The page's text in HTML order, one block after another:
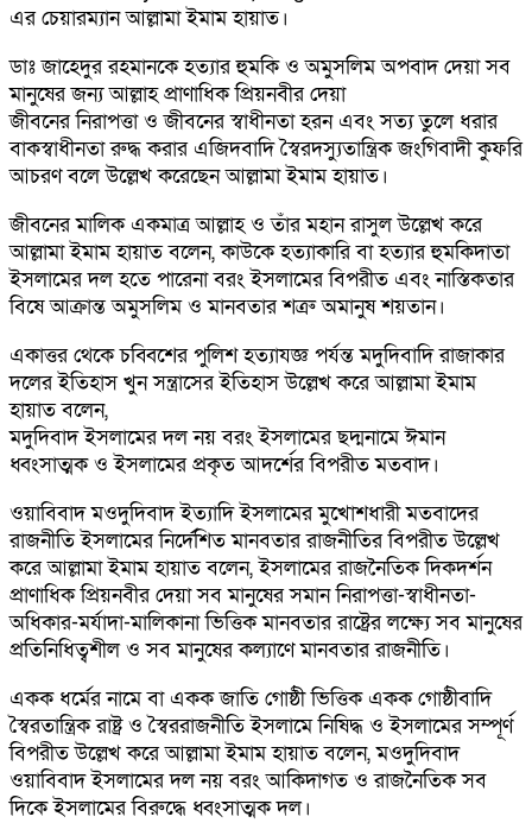
এর চেয়ারম্যান আল্লামা ইমাম হায়াত।
ডাঃ জাহেদুর রহমানকে হত্যার হুমকি ও অমুসলিম অপবাদ দেয়া সব
মানুষের জন্য আল্লাহ প্রাণাধিক প্রিয়নবীর দেয়া
জীবনের নিরাপত্তা ও জীবনের স্বাধীনতা হরন এবং সত্য তুলে ধরার
বাকস্বাধীনতা রুদ্ধ করার এজিদবাদি স্বৈরদস্যুতান্ত্রিক জংগিবাদী কুফরি
আচরণ বলে উল্লেখ করেছেন আল্লামা ইমাম হায়াত।
জীবনের মালিক একমাত্র আল্লাহ ও তাঁর মহান রাসুল উল্লেখ করে
আল্লামা ইমাম হায়াত বলেন, কাউকে হত্যাকারি বা হত্যার হুমকিদাতা
ইসলামের দল হতে পারেনা বরং ইসলামের বিপরীত এবং নাস্তিকতার
বিষে আক্রান্ত অমুসলিম ও মানবতার শত্রু অমানুষ শয়তান।
একাত্তর থেকে চব্বিশের পুলিশ হত্যাযজ্ঞ পর্যন্ত মদুদিবাদি রাজাকার
দলের ইতিহাস খুন সন্ত্রাসের ইতিহাস উল্লেখ করে আল্লামা ইমাম
হায়াত বলেন,
মদুদিবাদ ইসলামের দল নয় বরং ইসলামের ছদ্মনামে ঈমান
ধ্বংসাত্মক ও ইসলামের প্রকৃত আদর্শের বিপরীত মতবাদ।
ওয়াবিবাদ মওদুদিবাদ ইত্যাদি ইসলামের মুখোশধারী মতবাদের
রাজনীতি ইসলামের নির্দেশিত মানবতার রাজনীতির বিপরীত উল্লেখ
করে আল্লামা ইমাম হায়াত বলেন, ইসলামের রাজনৈতিক দিকদর্শন
প্রাণাধিক প্রিয়নবীর দেয়া সব মানুষের সমান নিরাপত্তা-স্বাধীনতা-
অধিকার-মর্যাদা-মালিকানা ভিত্তিক মানবতার রাষ্ট্রের লক্ষ্যে সব মানুষের
প্রতিনিধিত্বশীল ও সব মানুষের কল্যাণে মানবতার রাজনীতি।
একক ধর্মের নামে বা একক জাতি গোষ্ঠী ভিত্তিক একক গোষ্ঠীবাদি
স্বৈরতান্ত্রিক রাষ্ট্র ও স্বৈররাজনীতি ইসলামে নিষিদ্ধ ও ইসলামের সম্পূর্ণ
বিপরীত উল্লেখ করে আল্লামা ইমাম হায়াত বলেন, মওদুদিবাদ
ওয়াবিবাদ ইসলামের দল নয় বরং আকিদাগত ও রাজনৈতিক সব
দিকে ইসলামের বিরুদ্ধে ধ্বংসাত্মক দল।